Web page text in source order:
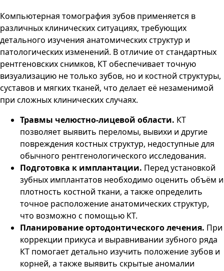
Компьютерная томография зубов применяется в
различных клинических ситуациях, требующих
детального изучения анатомических структур и
патологических изменений. В отличие от стандартных
рентгеновских снимков, КТ обеспечивает точную
визуализацию не только зубов, но и костной структуры,
суставов и мягких тканей, что делает её незаменимой
при сложных клинических случаях.
Травмы челюстно-лицевой области. КТ
позволяет выявить переломы, вывихи и другие
повреждения костных структур, недоступные для
обычного рентгенологического исследования.
Подготовка к имплантации. Перед установкой
зубных имплантатов необходимо оценить объём и
плотность костной ткани, а также определить
точное расположение анатомических структур,
что возможно с помощью КТ.
Планирование ортодонтического лечения. При
коррекции прикуса и выравнивании зубного ряда
КТ помогает детально изучить положение зубов и
корней, а также выявить скрытые аномалии